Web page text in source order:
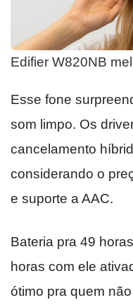
Edifier W820NB
Esse fone
som limpo. Os
cancelamento
considerando o
e suporte a AAC.
Bateria pra 49
horas com ele
ótimo pra quem